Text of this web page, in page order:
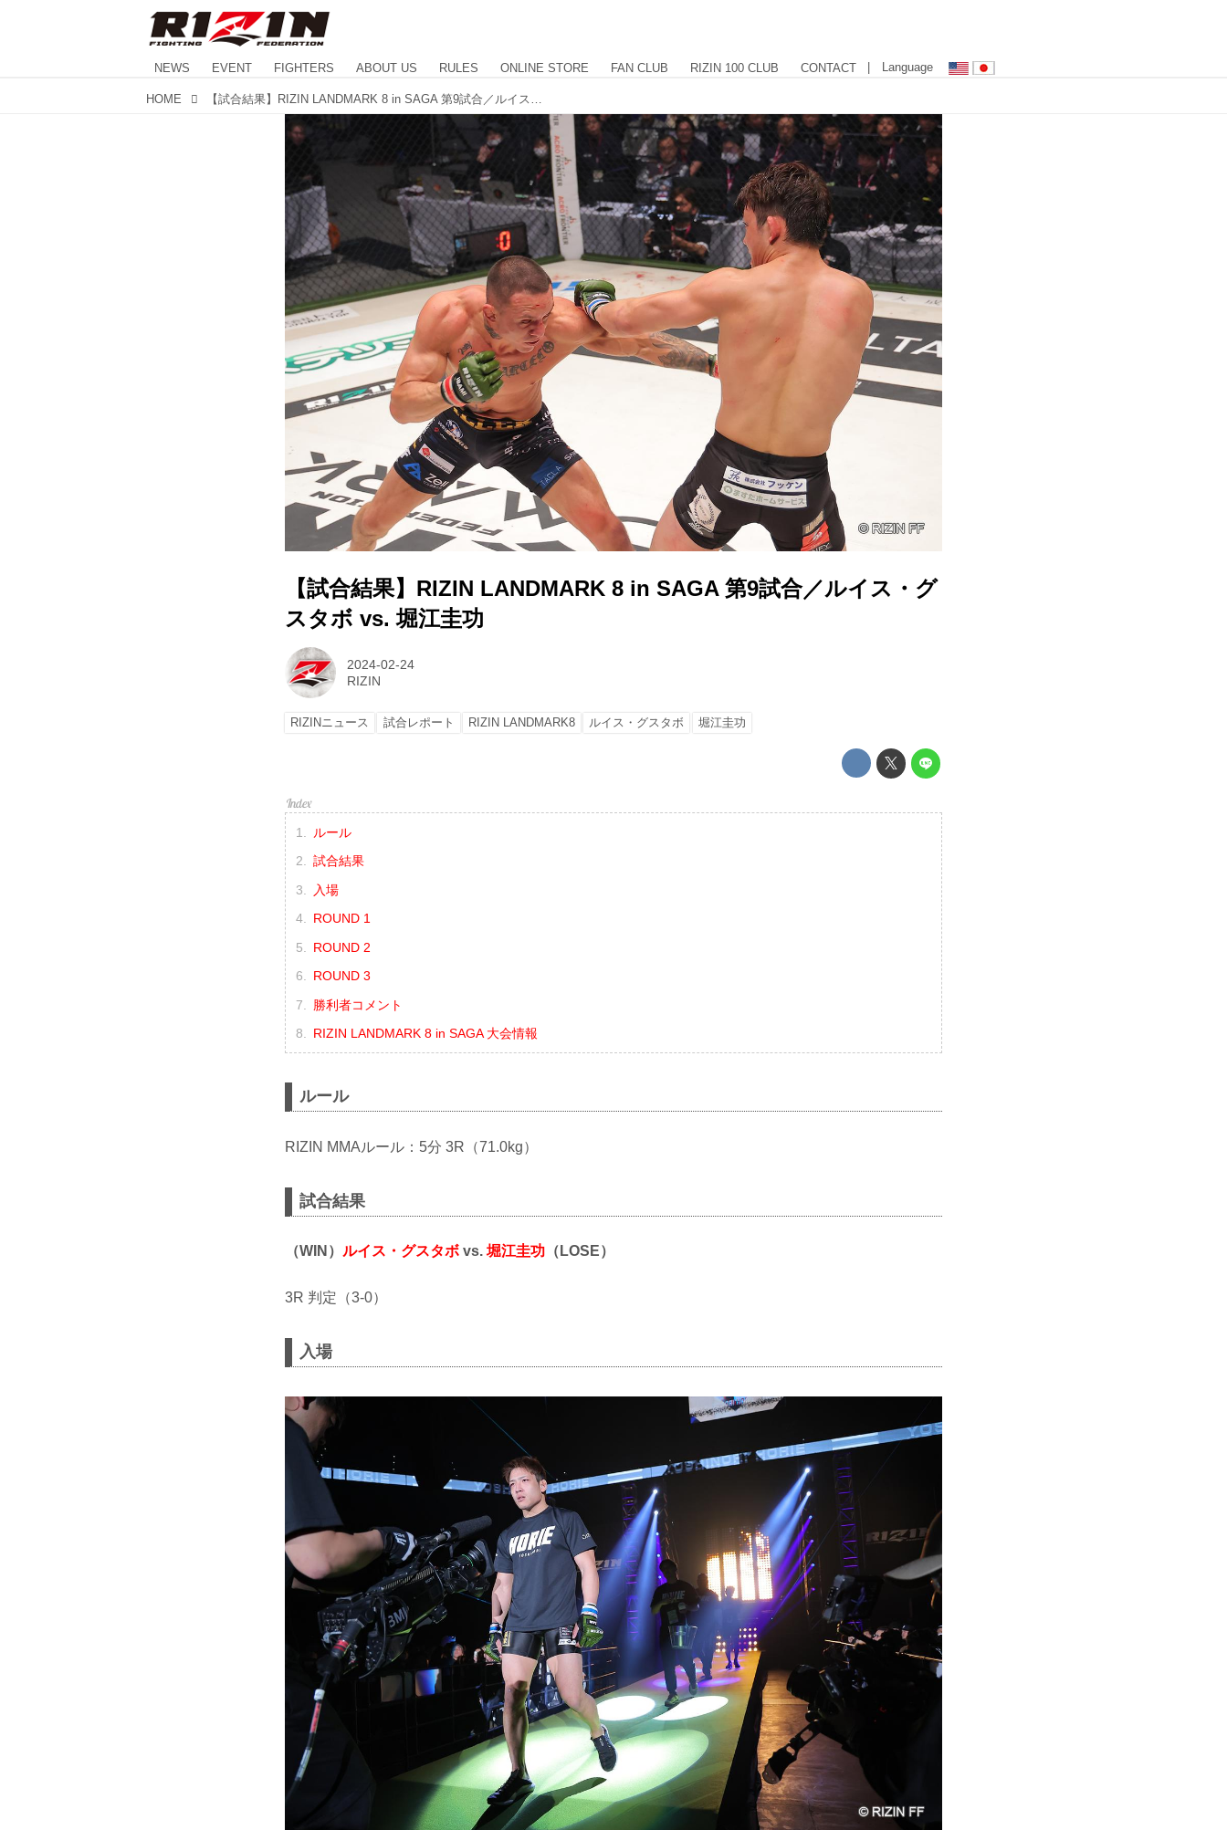
NEWS EVENT FIGHTERS ABOUT US RULES ONLINE STORE FAN CLUB RIZIN 100 CLUB CONTACT | Language
HOME
【試合結果】RIZIN LANDMARK 8 in SAGA 第9試合／ルイス・グ
スタボ vs. 堀江圭功
2024-02-24
RIZIN
RIZINニュース 試合レポート RIZIN LANDMARK8 ルイス・グスタボ 堀江圭功
ルール
試合結果
入場
ROUND 1
ROUND 2
ROUND 3
勝利者コメント
RIZIN LANDMARK 8 in SAGA 大会情報
ルール
RIZIN MMAルール：5分 3R（71.0kg）
試合結果
（WIN） ルイス・グスタボ vs. 堀江圭功 （LOSE）
3R 判定（3-0）
入場